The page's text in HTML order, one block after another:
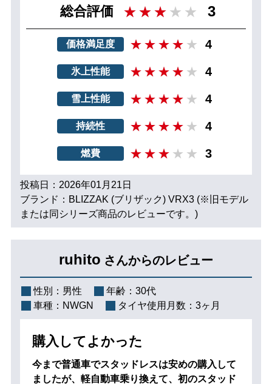
総合評価 3
価格満足度 4
氷上性能 4
雪上性能 4
持続性 4
燃費 3
投稿日：2026年01月21日
ブランド：BLIZZAK (ブリザック) VRX3 (※旧モデル
または同シリーズ商品のレビューです。)
ruhito さんからのレビュー
性別： 男性 年齢： 30代
車種： NWGN タイヤ使用月数： 3ヶ月
購入してよかった
今まで普通車でスタッドレスは安めの購入して
ましたが、軽自動車乗り換えて、初のスタッド